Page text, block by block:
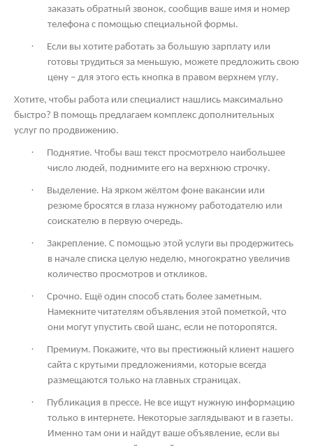
заказать обратный звонок, сообщив ваше имя и номер
телефона с помощью специальной формы.
·
Если вы хотите работать за большую зарплату или
готовы трудиться за меньшую, можете предложить свою
цену – для этого есть кнопка в правом верхнем углу.
Хотите, чтобы работа или специалист нашлись максимально
быстро? В помощь предлагаем комплекс дополнительных
услуг по продвижению.
·
Поднятие. Чтобы ваш текст просмотрело наибольшее
число людей, поднимите его на верхнюю строчку.
·
Выделение. На ярком жёлтом фоне вакансии или
резюме бросятся в глаза нужному работодателю или
соискателю в первую очередь.
·
Закрепление. С помощью этой услуги вы продержитесь
в начале списка целую неделю, многократно увеличив
количество просмотров и откликов.
·
Срочно. Ещё один способ стать более заметным.
Намекните читателям объявления этой пометкой, что
они могут упустить свой шанс, если не поторопятся.
·
Премиум. Покажите, что вы престижный клиент нашего
сайта с крутыми предложениями, которые всегда
размещаются только на главных страницах.
·
Публикация в прессе. Не все ищут нужную информацию
только в интернете. Некоторые заглядывают и в газеты.
Именно там они и найдут ваше объявление, если вы